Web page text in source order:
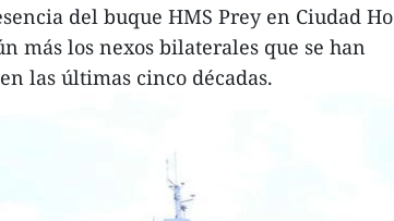
del buque HMS Prey en Ciudad Ho
más los nexos bilaterales que se han
las últimas cinco décadas.